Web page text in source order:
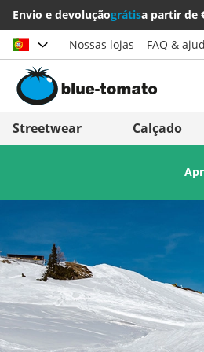
Envio e devoluçãográtisa partir de
Escolher país
Österreich
France
Nossas lojas FAQ &
Streetwear Calçado